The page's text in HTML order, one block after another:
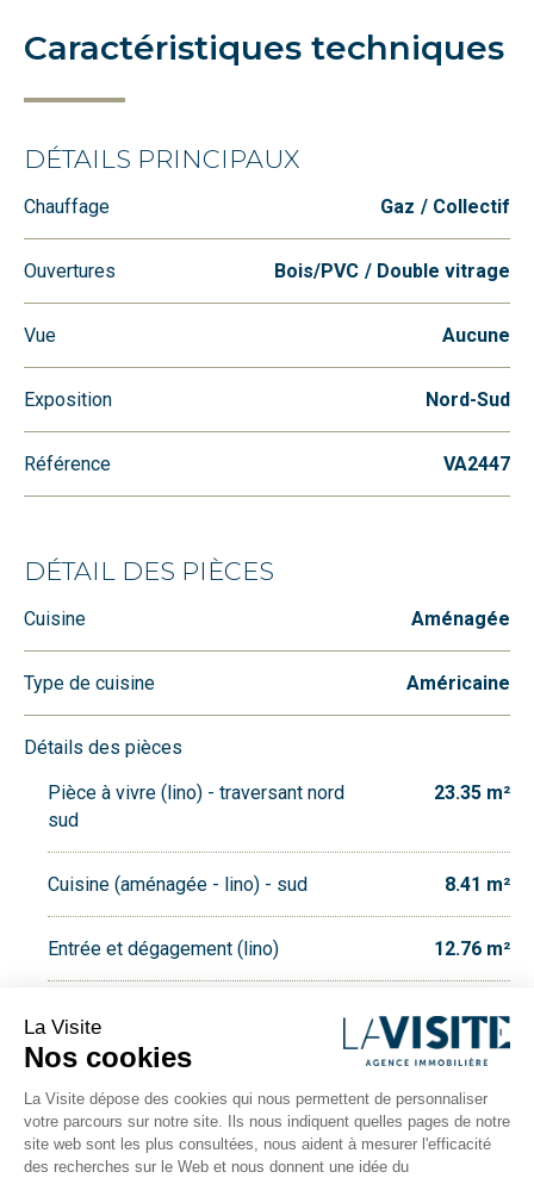
Caractéristiques techniques
DÉTAILS PRINCIPAUX
Chauffage Gaz Collectif
Ouvertures Bois/PVC Double vitrage
Vue Aucune
Exposition Nord-Sud
Référence VA2447
DÉTAIL DES PIÈCES
Cuisine Aménagée
Type de cuisine Américaine
Détails des pièces
Pièce à vivre (lino) - traversant nord
sud
23.35 m²
Cuisine (aménagée - lino) - sud 8.41 m²
Entrée et dégagement (lino) 12.76 m²
7.18 m²
Chambre (lino) - expo nord 11.33 m²